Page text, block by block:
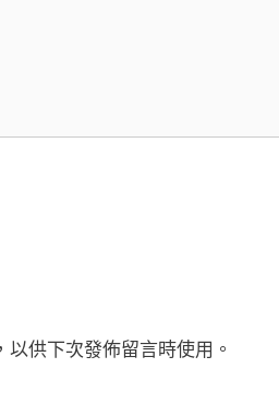
供下次發佈留言時使用。